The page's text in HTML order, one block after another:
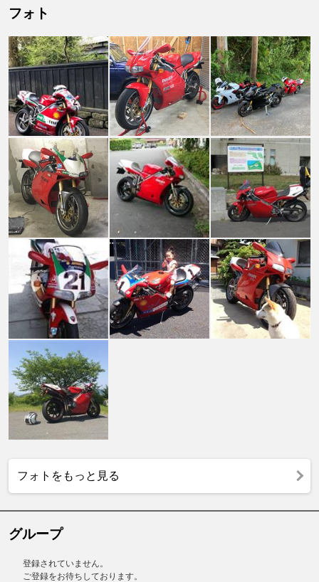
フォト
フォトをもっと見る
グループ
登録されていません。
ご登録をお待ちしております。